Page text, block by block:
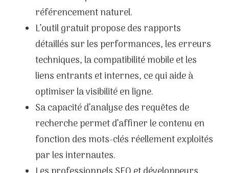
référencement naturel.
L’outil gratuit propose des rapports
détaillés sur les performances, les erreurs
techniques, la compatibilité mobile et les
liens entrants et internes, ce qui aide à
optimiser la visibilité en ligne.
Sa capacité d’analyse des requêtes de
recherche permet d’affiner le contenu en
fonction des mots-clés réellement exploités
par les internautes.